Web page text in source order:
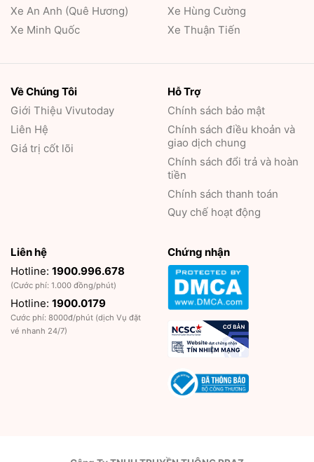
Xe An Anh (Quê Hương)
Xe Minh Quốc
Xe Hùng Cường
Xe Thuận Tiến
Về Chúng Tôi
Giới Thiệu Vivutoday
Liên Hệ
Giá trị cốt lõi
Hỗ Trợ
Chính sách bảo mật
Chính sách điều khoản và
giao dịch chung
Chính sách đổi trả và hoàn
tiền
Chính sách thanh toán
Quy chế hoạt động
Liên hệ
Hotline: 1900.996.678
(Cước phí: 1.000 đồng/phút)
Hotline: 1900.0179
Cước phí: 8000đ/phút (dịch Vụ đặt
vé nhanh 24/7)
Chứng nhận